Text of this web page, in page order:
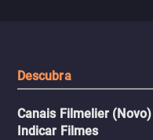
Descubra
Canais Filmelier (Novo)
Indicar Filmes